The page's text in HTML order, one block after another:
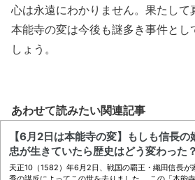
心は永遠にわかりません。果たし
本能寺の変は今後も謎多き事件と
しょう。
あわせて読みたい関連記事